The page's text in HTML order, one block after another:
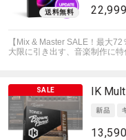
【Mix & Master SALE！最大
大限に引き出す、音楽制作に
IK